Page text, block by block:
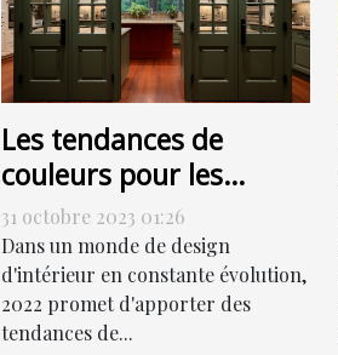
Les tendances de
couleurs pour les
portes de couloir en
2022
31 octobre 2023 01:26
Dans un monde de design
d'intérieur en constante évolution,
2022 promet d'apporter des
tendances de...